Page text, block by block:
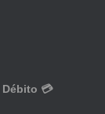
Débito 💳